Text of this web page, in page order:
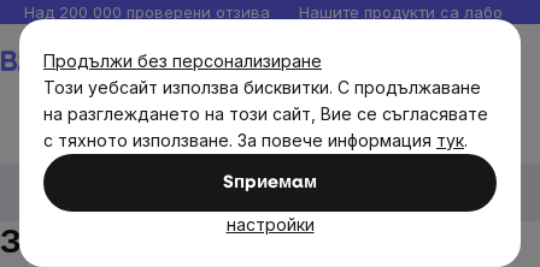
Продължи без персонализиране
Този уебсайт използва бисквитки. С продължаване
на разглеждането на този сайт, Вие се съгласявате
с тяхното използване. За повече информация тук.
Sпpиeмaм
настройки
Прескочи
към
съдържанието
Над 200 000 проверени отзива Нашите продукти са
Brainmax хранителни добавки
спортуващи деца
За спортуващи деца